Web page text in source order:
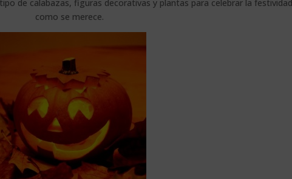
de calabazas, figuras decorativas y plantas para celebrar la
como se merece.